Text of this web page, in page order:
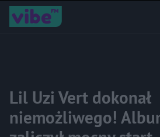
Lil Uzi Vert dokonał
niemożliwego!